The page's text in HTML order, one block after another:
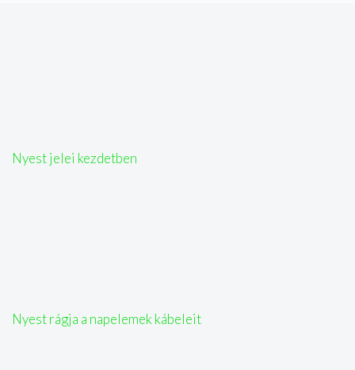
Nyest jelei kezdetben
Nyest rágja a napelemek kábeleit